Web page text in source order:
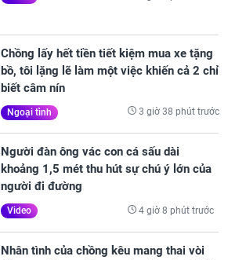
Chồng lấy hết tiền tiết kiệm mua xe tặng
bồ, tôi lặng lẽ làm một việc khiến cả 2 chỉ
biết câm nín
Ngoại tình 3 giờ 38 phút trước
Người đàn ông vác con cá sấu dài
khoảng 1,5 mét thu hút sự chú ý lớn của
người đi đường
Video 4 giờ 8 phút trước
Nhân tình của chồng kêu mang thai vòi